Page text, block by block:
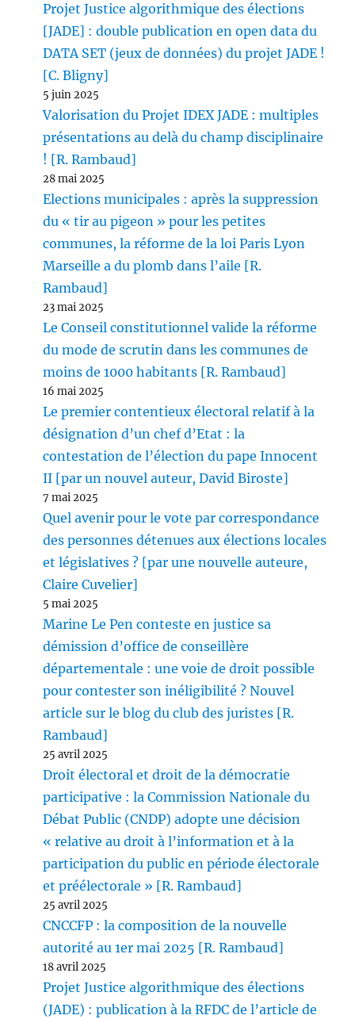
Projet Justice algorithmique des élections
[JADE] : double publication en open data du
DATA SET (jeux de données) du projet JADE !
[C. Bligny]
5 juin 2025
Valorisation du Projet IDEX JADE : multiples
présentations au delà du champ disciplinaire
! [R. Rambaud]
28 mai 2025
Elections municipales : après la suppression
du « tir au pigeon » pour les petites
communes, la réforme de la loi Paris Lyon
Marseille a du plomb dans l’aile [R.
Rambaud]
23 mai 2025
Le Conseil constitutionnel valide la réforme
du mode de scrutin dans les communes de
moins de 1000 habitants [R. Rambaud]
16 mai 2025
Le premier contentieux électoral relatif à la
désignation d’un chef d’Etat : la
contestation de l’élection du pape Innocent
II [par un nouvel auteur, David Biroste]
7 mai 2025
Quel avenir pour le vote par correspondance
des personnes détenues aux élections locales
et législatives ? [par une nouvelle auteure,
Claire Cuvelier]
5 mai 2025
Marine Le Pen conteste en justice sa
démission d’office de conseillère
départementale : une voie de droit possible
pour contester son inéligibilité ? Nouvel
article sur le blog du club des juristes [R.
Rambaud]
25 avril 2025
Droit électoral et droit de la démocratie
participative : la Commission Nationale du
Débat Public (CNDP) adopte une décision
« relative au droit à l’information et à la
participation du public en période électorale
et préélectorale » [R. Rambaud]
25 avril 2025
CNCCFP : la composition de la nouvelle
autorité au 1er mai 2025 [R. Rambaud]
18 avril 2025
Projet Justice algorithmique des élections
(JADE) : publication à la RFDC de l’article de